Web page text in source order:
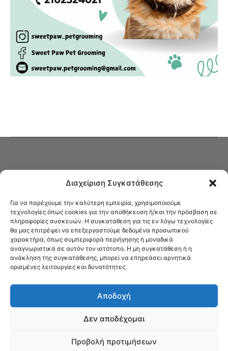
Διαχείριση Συγκατάθεσης
Για να παρέχουμε την καλύτερη εμπειρία, χρησιμοποιούμε
τεχνολογίες όπως cookies για την αποθήκευση ή/και την πρόσβαση σε
πληροφορίες συσκευών. Η συγκατάθεση για τις εν λόγω τεχνολογίες
θα μας επιτρέψει να επεξεργαστούμε δεδομένα προσωπικού
χαρακτήρα, όπως συμπεριφορά περιήγησης ή μοναδικά
αναγνωριστικά σε αυτόν τον ιστότοπο. Η μη συγκατάθεση ή η
ανάκληση της συγκατάθεσης, μπορεί να επηρεάσει αρνητικά
ορισμένες λειτουργίες και δυνατότητες.
Αποδοχή
Δεν αποδέχομαι
Προβολή προτιμήσεων
Στο Καφενείο θα βρείτε όλες τις ειδήσεις που αφορούν την Νέα
Φιλαδέλφεια και τη Νέα Χαλκηδόνα, καυτή αρθρογραφία, καθώς και
όλα τα νέα που σας αφορούν.